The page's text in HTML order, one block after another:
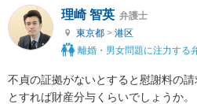
理崎 智英 弁護士
東京都 > 港区
離婚・男女問題に注力する
不貞の証拠がないとすると慰謝料の
とすれば財産分与くらいでしょうか。